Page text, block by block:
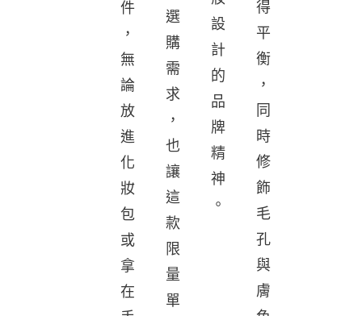
件
，
無
論
放
進
化
妝
包
或
拿
在
選
購
需
求
，
也
讓
這
款
限
量
單
設
計
的
品
牌
精
神
。
得
平
衡
，
同
時
修
飾
毛
孔
與
膚